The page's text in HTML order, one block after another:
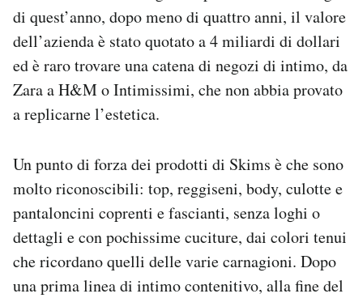
di quest’anno, dopo meno di quattro anni, il valore
dell’azienda è stato quotato a 4 miliardi di dollari
ed è raro trovare una catena di negozi di intimo, da
Zara a H&M o Intimissimi, che non abbia provato
a replicarne l’estetica.
Un punto di forza dei prodotti di Skims è che sono
molto riconoscibili: top, reggiseni, body, culotte e
pantaloncini coprenti e fascianti, senza loghi o
dettagli e con pochissime cuciture, dai colori tenui
che ricordano quelli delle varie carnagioni. Dopo
una prima linea di intimo contenitivo, alla fine del